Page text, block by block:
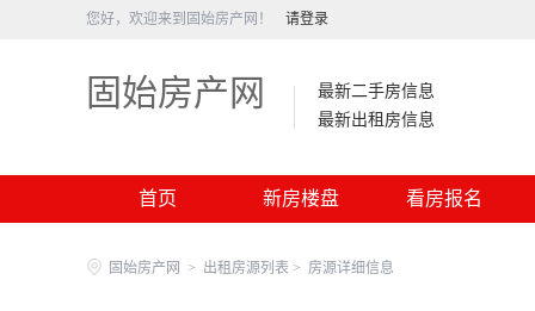
您好，欢迎来到固始房产网！ 请登录
固始房产网
最新二手房信息
最新出租房信息
首页 新房楼盘 看房报名
固始房产网 > 出租房源列表 > 房源详细信息